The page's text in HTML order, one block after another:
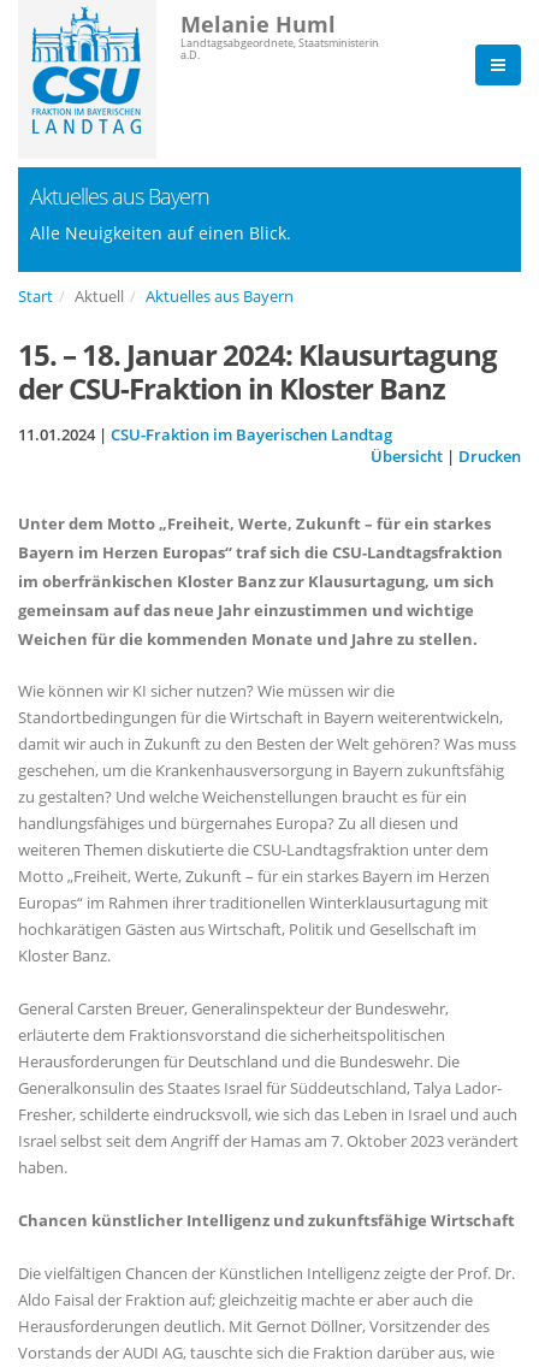
Melanie Huml
Landtagsabgeordnete, Staatsministerin
a.D.
Aktuelles aus Bayern
Alle Neuigkeiten auf einen Blick.
Start Aktuell Aktuelles aus Bayern
15. – 18. Januar 2024: Klausurtagung
der CSU-Fraktion in Kloster Banz
11.01.2024 | CSU-Fraktion im Bayerischen Landtag
Übersicht | Drucken
Unter dem Motto „Freiheit, Werte, Zukunft – für ein starkes
Bayern im Herzen Europas“ traf sich die CSU-Landtagsfraktion
im oberfränkischen Kloster Banz zur Klausurtagung, um sich
gemeinsam auf das neue Jahr einzustimmen und wichtige
Weichen für die kommenden Monate und Jahre zu stellen.
Wie können wir KI sicher nutzen? Wie müssen wir die
Standortbedingungen für die Wirtschaft in Bayern weiterentwickeln,
damit wir auch in Zukunft zu den Besten der Welt gehören? Was muss
geschehen, um die Krankenhausversorgung in Bayern zukunftsfähig
zu gestalten? Und welche Weichenstellungen braucht es für ein
handlungsfähiges und bürgernahes Europa? Zu all diesen und
weiteren Themen diskutierte die CSU-Landtagsfraktion unter dem
Motto „Freiheit, Werte, Zukunft – für ein starkes Bayern im Herzen
Europas“ im Rahmen ihrer traditionellen Winterklausurtagung mit
hochkarätigen Gästen aus Wirtschaft, Politik und Gesellschaft im
Kloster Banz.
General Carsten Breuer, Generalinspekteur der Bundeswehr,
erläuterte dem Fraktionsvorstand die sicherheitspolitischen
Herausforderungen für Deutschland und die Bundeswehr. Die
Generalkonsulin des Staates Israel für Süddeutschland, Talya Lador-
Fresher, schilderte eindrucksvoll, wie sich das Leben in Israel und auch
Israel selbst seit dem Angriff der Hamas am 7. Oktober 2023 verändert
haben.
Chancen künstlicher Intelligenz und zukunftsfähige Wirtschaft
Die vielfältigen Chancen der Künstlichen Intelligenz zeigte der Prof. Dr.
Aldo Faisal der Fraktion auf; gleichzeitig machte er aber auch die
Herausforderungen deutlich. Mit Gernot Döllner, Vorsitzender des
Vorstands der AUDI AG, tauschte sich die Fraktion darüber aus, wie